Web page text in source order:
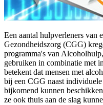
Een aantal hulpverleners van
Gezondheidszorg (CGG)
programma's van
gebruiken in combinatie met
betekent dat mensen met
bij een CGG naast
bijkomend kunnen
ze ook thuis aan de slag